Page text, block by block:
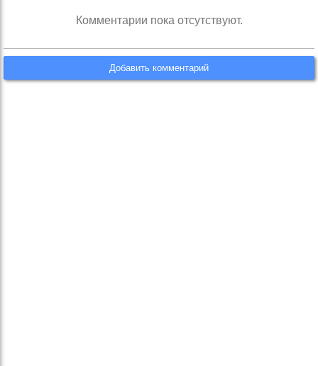
Комментарии пока отсутствуют.
Добавить комментарий